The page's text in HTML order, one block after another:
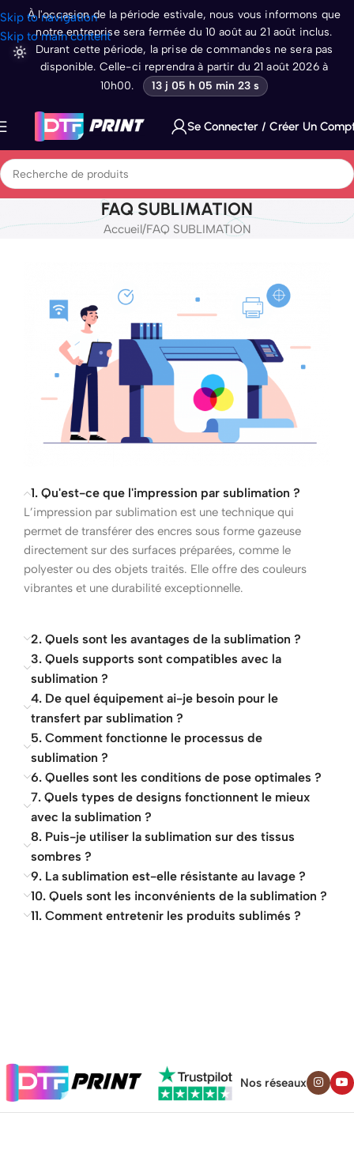
À l'occasion de la période estivale, nous vous informons que
notre entreprise sera fermée du 10 août au 21 août inclus.
Durant cette période, la prise de commandes ne sera pas
disponible. Celle-ci reprendra à partir du 21 août 2026 à
10h00.
13 j 05 h 05 min 23 s
Skip to navigation
Skip to main content
Se Connecter / Créer Un
FAQ SUBLIMATION
Accueil FAQ SUBLIMATION
1. Qu'est-ce que l'impression par sublimation ?
L’impression par sublimation est une technique qui
permet de transférer des encres sous forme gazeuse
directement sur des surfaces préparées, comme le
polyester ou des objets traités. Elle offre des couleurs
vibrantes et une durabilité exceptionnelle.
2. Quels sont les avantages de la sublimation ?
3. Quels supports sont compatibles avec la
sublimation ?
4. De quel équipement ai-je besoin pour le
transfert par sublimation ?
5. Comment fonctionne le processus de
sublimation ?
6. Quelles sont les conditions de pose optimales ?
7. Quels types de designs fonctionnent le mieux
avec la sublimation ?
8. Puis-je utiliser la sublimation sur des tissus
sombres ?
9. La sublimation est-elle résistante au lavage ?
10. Quels sont les inconvénients de la sublimation ?
11. Comment entretenir les produits sublimés ?
Nos réseaux